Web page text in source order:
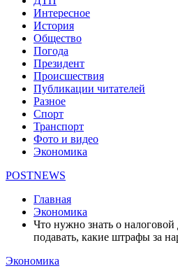
Интересное
История
Общество
Погода
Президент
Происшествия
Публикации читателей
Разное
Спорт
Транспорт
Фото и видео
Экономика
POSTNEWS
Главная
Экономика
Что нужно знать о
подавать, какие штрафы за
Экономика